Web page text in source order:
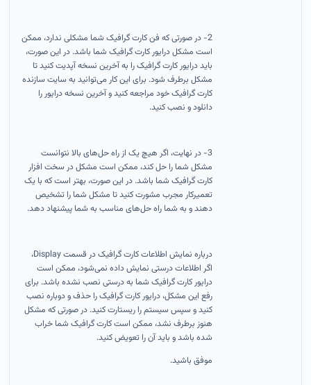
2- در صورتی که فن کارت گرافیک شما مشکلی ندارد، ممکن
است مشکل درایور کارت گرافیک شما باشد. در این صورت،
باید درایور کارت گرافیک را به آخرین نسخه آپدیت کنید تا
مشکل برطرف شود. برای این کار می‌توانید به سایت سازنده
کارت گرافیک خود مراجعه کنید و آخرین نسخه درایور را
دانلود و نصب کنید.
3- در نهایت، اگر هیچ یک از راه حل‌های بالا نتوانست
مشکل شما را حل کند، ممکن است مشکل در سخت افزار
کارت گرافیک شما باشد. در این صورت، بهتر است که با یک
تعمیرکار مجرب مشورت کنید تا مشکل شما را تشخیص
دهند و به شما راه حل‌های مناسب به شما پیشنهاد دهد.
درباره نمایش اطلاعات کارت گرافیک در قسمت Display،
اگر اطلاعات درستی نمایش داده نمی‌شود، ممکن است
درایور کارت گرافیک شما به درستی نصب نشده باشد. برای
رفع این مشکل، درایور کارت گرافیک را حذف و دوباره نصب
کنید و سپس سیستم را ریستارت کنید. در صورتی که مشکل
هنوز برطرف نشد، ممکن است کارت گرافیک شما خراب
شده باشد و باید آن را تعویض کنید.
موفق باشید.